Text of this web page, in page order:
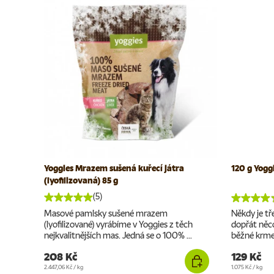
Yoggies Mrazem sušená kuřecí játra
(lyofilizovaná) 85 g
(5)
Masové pamlsky sušené mrazem
(lyofilizované) vyrábíme v Yoggies z těch
nejkvalitnějších mas. Jedná se o 100% ...
208 Kč
Cena za jednotku
2.447,06 Kč /kg
120 g
Někdy je
dopřát
běžné
129 Kč
Cena za jednotku
1.075 Kč /kg